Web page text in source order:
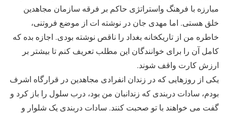
مبارزه با فرهنگ واستراتژی حاکم بر فرقه سازمان مجاهدین
خلق هستی. اما مهدی جان در نوشته ات از موضع فروتنی،
خاطره من از تاریکخانه بغداد را ناقص نوشته بودی. اجازه بده که
کامل آن را برای خوانندگان این مطلب تعریف کنم تا بیشتر بر
ارزش کارت واقف شوند.
یکی از روزهایی که در زندان انفرادی مجاهدین در قرارگاه اشرف
بودم، سادات دربندی که زندانبان من بود، درب سلول را باز کرد و
گفت می خواهند با تو صحبت کنند. سادات دربندی یک شلوار و